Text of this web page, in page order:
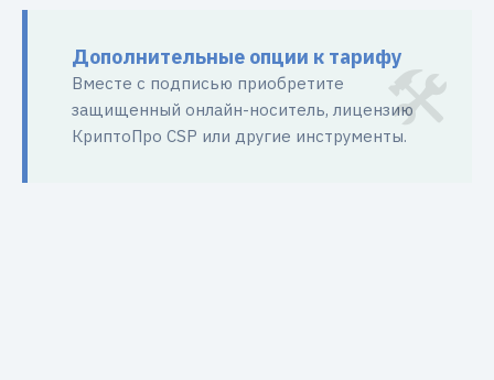
Дополнительные опции к тарифу
Вместе с подписью приобретите
защищенный онлайн-носитель, лицензию
КриптоПро CSP или другие инструменты.